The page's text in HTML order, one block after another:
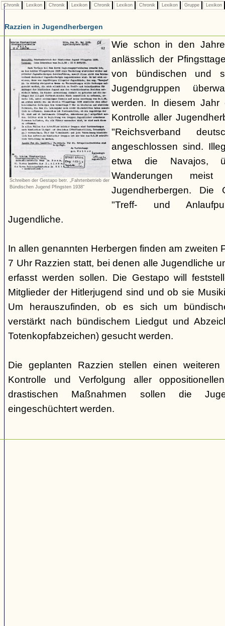
Chronik Lexikon Chronik Lexikon Chronik Lexikon Chronik Lexikon Gruppe Lexikon
Razzien in Jugendherbergen
Schreiben der Gestapo betr. „Fahrtenbetrieb der
Bündischen Jugend Pfingsten 1938“
Wie schon in den
anlässlich der
von bündischen und
Jugendgruppen
werden. In diesem Jahr
Kontrolle aller
"Reichsverband
angeschlossen sind.
etwa die Navajos,
Wanderungen
Jugendherbergen.
"Treff- und
Jugendliche.
In allen genannten Herbergen finden am zweiten
7 Uhr Razzien statt, bei denen alle Jugendliche
erfasst werden sollen. Die Gestapo will
Mitglieder der Hitlerjugend sind und ob sie
Um herauszufinden, ob es sich um
verstärkt nach bündischem Liedgut und
Totenkopfabzeichen) gesucht werden.
Die geplanten Razzien stellen einen weiteren
Kontrolle und Verfolgung aller
drastischen Maßnahmen sollen die
eingeschüchtert werden.